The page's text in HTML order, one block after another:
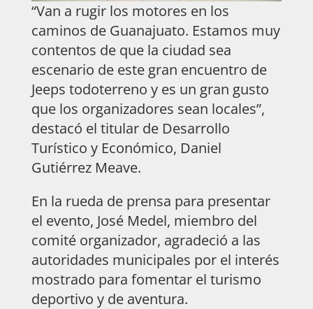
“Van a rugir los motores en los
caminos de Guanajuato. Estamos muy
contentos de que la ciudad sea
escenario de este gran encuentro de
Jeeps todoterreno y es un gran gusto
que los organizadores sean locales”,
destacó el titular de Desarrollo
Turístico y Económico, Daniel
Gutiérrez Meave.
En la rueda de prensa para presentar
el evento, José Medel, miembro del
comité organizador, agradeció a las
autoridades municipales por el interés
mostrado para fomentar el turismo
deportivo y de aventura.